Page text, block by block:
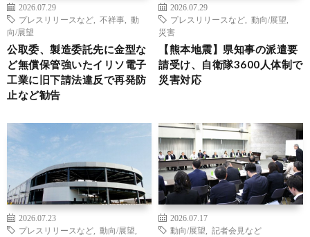
2026.07.29
プレスリリースなど
不祥事
動
向/展望
公取委、製造委託先に金型な
ど無償保管強いたイリソ電子
工業に旧下請法違反で再発防
止など勧告
2026.07.29
プレスリリースなど
動向/展望
災害
【熊本地震】県知事の派遣要
請受け、自衛隊3600人体制で
災害対応
2026.07.23
プレスリリースなど
動向/展望
2026.07.17
動向/展望
記者会見など